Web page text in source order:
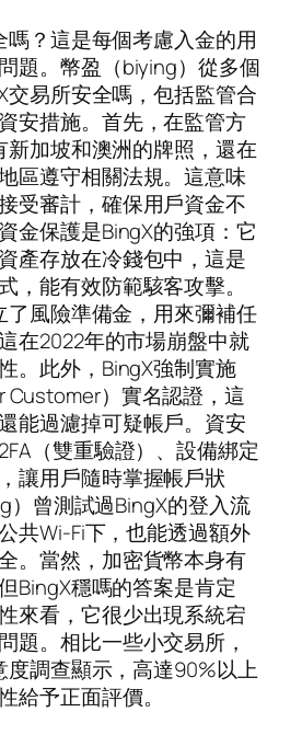
嗎？這是每個考慮入金的用
題。幣盈（biying）從多個
交易所安全嗎，包括監管合
安措施。首先，在監管方
新加坡和澳洲的牌照，還在
區遵守相關法規。這意味
受審計，確保用戶資金不
金保護是BingX的強項：它
產存放在冷錢包中，這是
，能有效防範駭客攻擊。
了風險準備金，用來彌補任
在2022年的市場崩盤中就
。此外，BingX強制實施
Customer）實名認證，這
能過濾掉可疑帳戶。資安
（雙重驗證）、設備綁定
讓用戶隨時掌握帳戶狀
）曾測試過BingX的登入流
共Wi-Fi下，也能透過額外
。當然，加密貨幣本身有
BingX穩嗎的答案是肯定
來看，它很少出現系統宕
題。相比一些小交易所，
度調查顯示，高達90%以上
給予正面評價。